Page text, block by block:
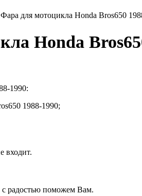
Фара для мотоцикла Honda Bros650
Honda
1990:
1988-1990;
входит.
радостью поможем Вам.